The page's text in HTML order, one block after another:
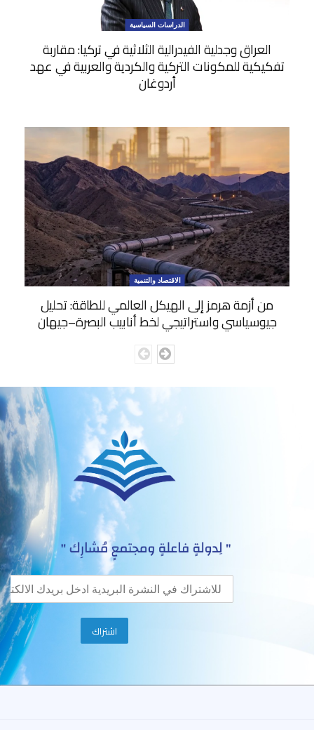
الدراسات السياسية
العراق وجدلية الفيدرالية الثلاثية في تركيا: مقاربة
تفكيكية للمكونات التركية والكردية والعربية في عهد
أردوغان
الاقتصاد والتنمية
من أزمة هرمز إلى الهيكل العالمي للطاقة: تحليل
جيوسياسي واستراتيجي لخط أنابيب البصرة–جيهان